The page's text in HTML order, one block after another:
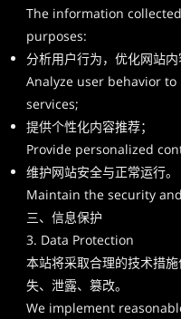
The information
purposes:
分析用户行为，优化网站内
Analyze user behavior
services;
提供个性化内容推荐；
Provide personalized
维护网站安全与正常运行。
Maintain the security
三、信息保护
3. Data Protection
本站将采取合理的技术措
失、泄露、篡改。
We implement